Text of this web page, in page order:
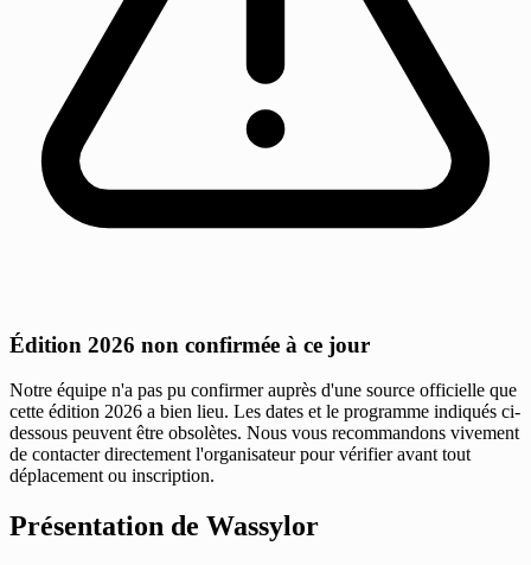
Édition 2026 non confirmée à ce jour
Notre équipe n'a pas pu confirmer auprès d'une source officielle que
cette édition 2026 a bien lieu. Les dates et le programme indiqués ci-
dessous peuvent être obsolètes. Nous vous recommandons vivement
de contacter directement l'organisateur pour vérifier avant tout
déplacement ou inscription.
Présentation de Wassylor